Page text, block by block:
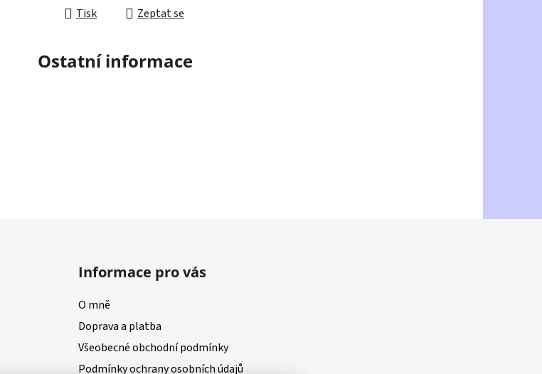
Tisk Zeptat se
Ostatní informace
Informace pro vás
O mně
Doprava a platba
Všeobecné obchodní podmínky
Podmínky ochrany osobních údajů